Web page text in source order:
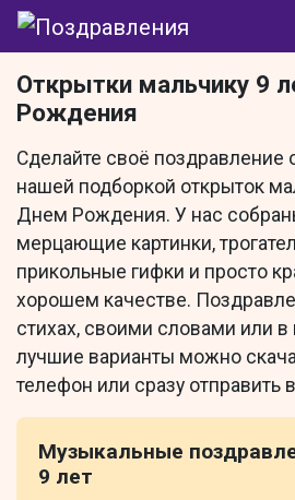
Открытки мальчику 9
Рождения
Сделайте своё поздравление
нашей подборкой открыток
Днем Рождения. У нас
мерцающие картинки,
прикольные гифки и просто
хорошем качестве.
стихах, своими словами или
лучшие варианты можно
телефон или сразу отправить
Музыкальные
9 лет